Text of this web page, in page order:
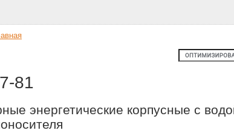
81
энергетические корпусные с